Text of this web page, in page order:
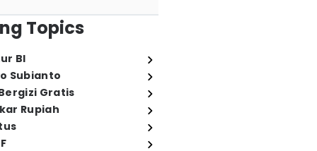
Topics
BI
Subianto
Gratis
Rupiah